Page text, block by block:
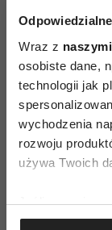
Wraz z
osobiste dane,
technologii jak
wychodzenia
rozwoju
używa Twoich
Jeśli wyrazisz
najwyższej
dostępna od
Firmy Karlik
oraz przez .